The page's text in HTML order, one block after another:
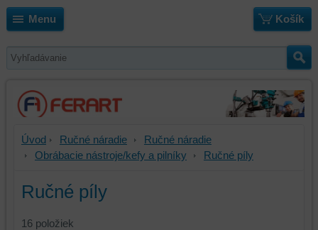
Menu Košík
Úvod Ručné náradie
Ručné náradie
Obrábacie nástroje/kefy a pilníky
Ručné píly
Ručné píly
16 položiek